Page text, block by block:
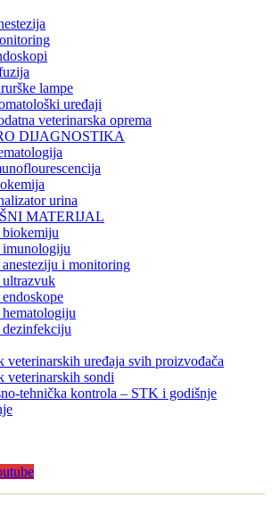
lampe
uređaji
veterinarska oprema
DIJAGNOSTIKA
urina
MATERIJAL
biokemiju
imunologiju
anesteziju i monitoring
ultrazvuk
endoskope
hematologiju
dezinfekciju
veterinarskih uređaja svih proizvođača
veterinarskih sondi
tehnička kontrola – STK i godišnje